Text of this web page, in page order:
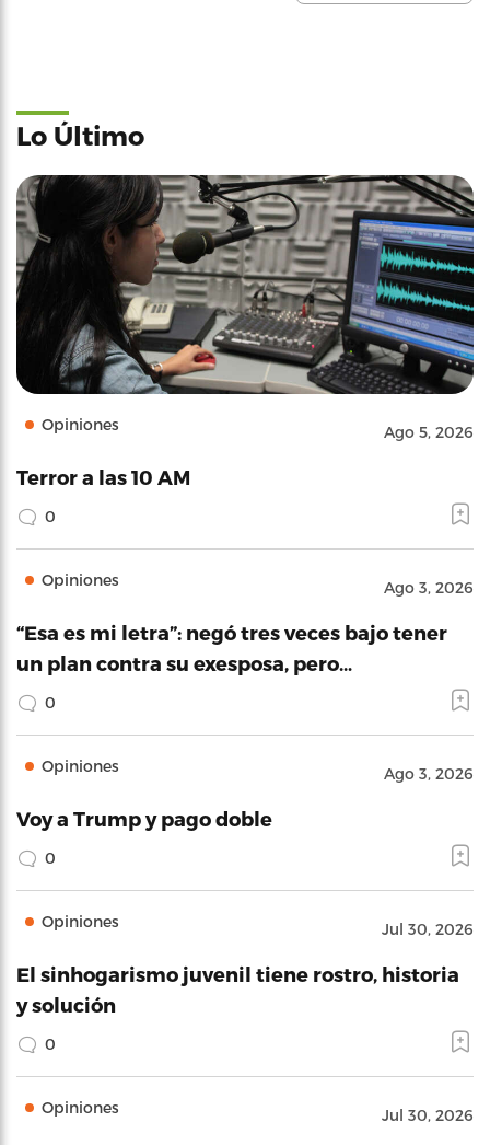
Lo Último
Opiniones Ago 5, 2026
Terror a las 10 AM
0
Opiniones Ago 3, 2026
“Esa es mi letra”: negó tres veces bajo tener
un plan contra su exesposa, pero…
0
Opiniones Ago 3, 2026
Voy a Trump y pago doble
0
Opiniones Jul 30, 2026
El sinhogarismo juvenil tiene rostro, historia
y solución
0
Opiniones Jul 30, 2026